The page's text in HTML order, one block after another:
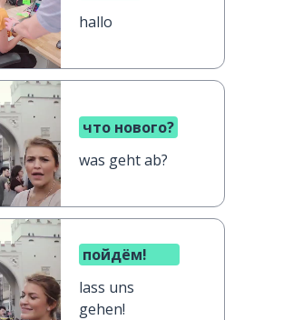
hallo
что нового?
was geht ab?
пойдём!
lass uns
gehen!